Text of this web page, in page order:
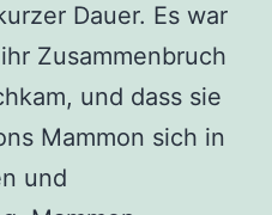
Dauer. Es war
Zusammenbruch
und dass sie
Mammon sich in
und